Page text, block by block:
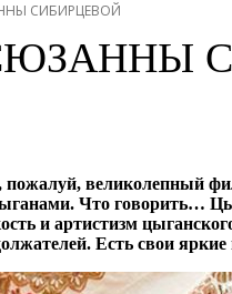
СИБИРЦЕВОЙ
великолепный
Что говорить…
и артистизм
Есть свои